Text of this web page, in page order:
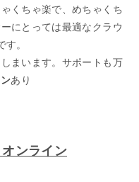
くちゃ楽で、めちゃくち
にとっては最適なクラウ
す。
まいます。サポートも万
あり
ンライン